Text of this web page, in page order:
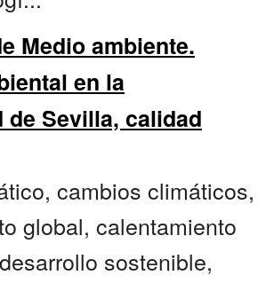
Medio ambiente.
en la
de Sevilla, calidad
cambios climáticos,
global, calentamiento
sostenible,